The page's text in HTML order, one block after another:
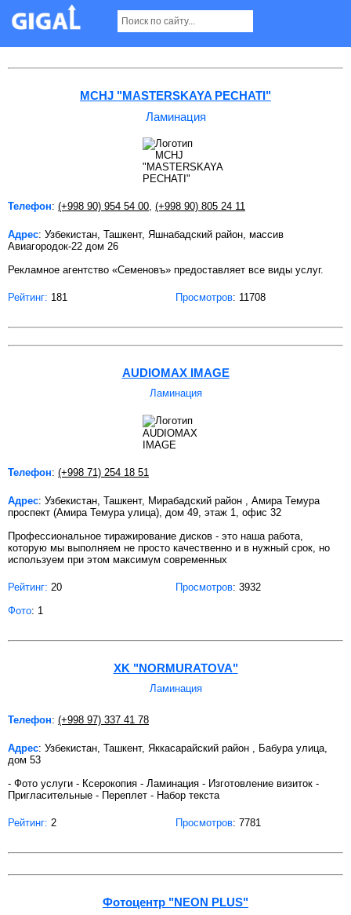
Ламинация в Ташкенте
MCHJ "MASTERSKAYA PECHATI"
Ламинация
Телефон: (+998 90) 954 54 00 (+998 90) 805 24 11
Адрес: Узбекистан, Ташкент, Яшнабадский район, массив
Авиагородок-22 дом 26
Рекламное агентство «Семеновъ» предоставляет все виды услуг.
Рейтинг: 181 Просмотров: 11708
AUDIOMAX IMAGE
Ламинация
Телефон: (+998 71) 254 18 51
Адрес: Узбекистан, Ташкент, Мирабадский район , Амира Темура
проспект (Амира Темура улица), дом 49, этаж 1, офис 32
Профессиональное тиражирование дисков - это наша работа,
которую мы выполняем не просто качественно и в нужный срок, но
используем при этом максимум современных
Рейтинг: 20 Просмотров: 3932
Фото: 1
XK "NORMURATOVA"
Ламинация
Телефон: (+998 97) 337 41 78
Адрес: Узбекистан, Ташкент, Яккасарайский район , Бабура улица,
дом 53
- Фото услуги - Ксерокопия - Ламинация - Изготовление визиток -
Пригласительные - Переплет - Набор текста
Рейтинг: 2 Просмотров: 7781
Фотоцентр "NEON PLUS"